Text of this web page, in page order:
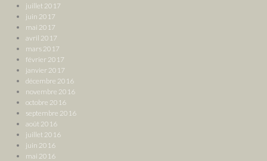
juillet 2017
juin 2017
mai 2017
avril 2017
mars 2017
février 2017
janvier 2017
décembre 2016
novembre 2016
octobre 2016
septembre 2016
août 2016
juillet 2016
juin 2016
mai 2016